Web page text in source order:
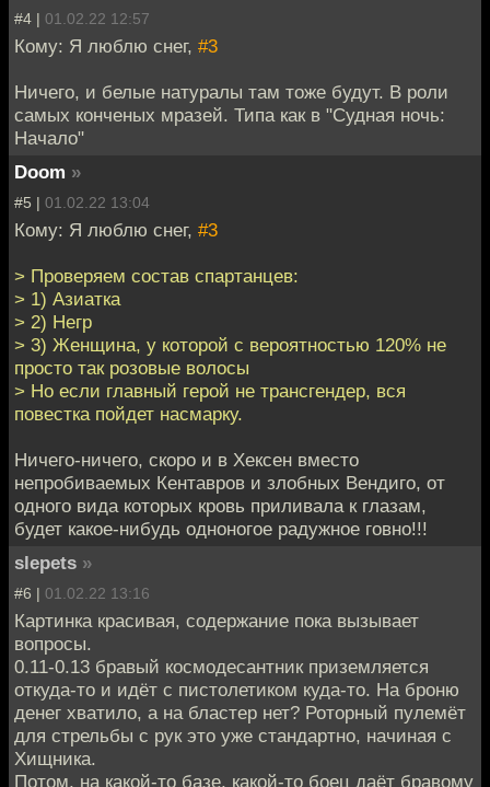
#4 | 01.02.22 12:57
Кому: Я люблю снег, #3
Ничего, и белые натуралы там тоже будут. В роли
самых конченых мразей. Типа как в "Судная ночь:
Начало"
Doom »
#5 | 01.02.22 13:04
Кому: Я люблю снег, #3
> Проверяем состав спартанцев:
> 1) Азиатка
> 2) Негр
> 3) Женщина, у которой с вероятностью 120% не
просто так розовые волосы
> Но если главный герой не трансгендер, вся
повестка пойдет насмарку.
Ничего-ничего, скоро и в Хексен вместо
непробиваемых Кентавров и злобных Вендиго, от
одного вида которых кровь приливала к глазам,
будет какое-нибудь одноногое радужное говно!!!
slepets »
#6 | 01.02.22 13:16
Картинка красивая, содержание пока вызывает
вопросы.
0.11-0.13 бравый космодесантник приземляется
откуда-то и идёт с пистолетиком куда-то. На броню
денег хватило, а на бластер нет? Роторный пулемёт
для стрельбы с рук это уже стандартно, начиная с
Хищника.
Потом, на какой-то базе, какой-то боец даёт бравому